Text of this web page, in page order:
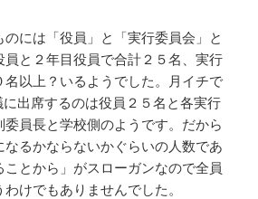
のには「役員」と「実行委員会」と
員と２年目役員で合計２５名、実行
以上？いるようでした。月イチで
出席するのは役員２５名と各実行
員長と学校側のようです。だから
なるかならないかぐらいの人数であ
ことから」がスローガンなので全員
けでもありませんでした。